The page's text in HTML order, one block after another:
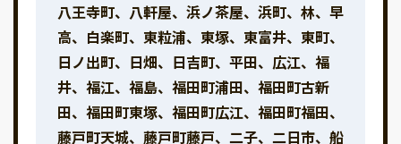
八王寺町、八軒屋、浜ノ茶屋、浜町、林、早
高、白楽町、東粒浦、東塚、東富井、東町、
日ノ出町、日畑、日吉町、平田、広江、福
井、福江、福島、福田町浦田、福田町古新
田、福田町東塚、福田町広江、福田町福田、
藤戸町天城、藤戸町藤戸、二子、二日市、船